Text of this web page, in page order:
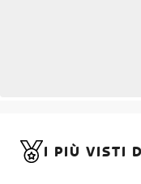
I PIÙ VISTI